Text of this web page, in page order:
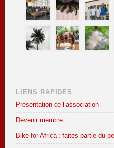
LIENS RAPIDES
Présentation de l’association
Devenir membre
Bike for Africa : faites partie du